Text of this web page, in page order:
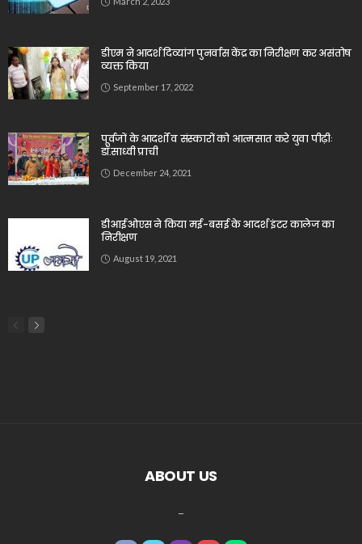
डीएम ने आदर्श दिव्यांग पुनर्वास केंद्र का निरीक्षण कर असंतोष
व्यक्त किया
September 17, 2022
पूर्वजों के आदर्शों व संस्कारों को आत्मसात करे युवा पीढ़ीः
डॉ.साध्वी प्राची
December 24, 2021
डीआईओएस ने किया मई-बसई के आदर्श इंटर कालेज का
निरीक्षण
August 19, 2021
ABOUT US